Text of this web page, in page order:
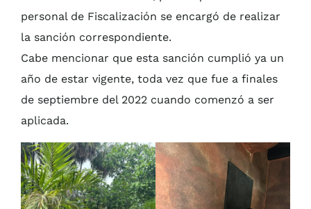
personal de Fiscalización se encargó de realizar
la sanción correspondiente.
Cabe mencionar que esta sanción cumplió ya un
año de estar vigente, toda vez que fue a finales
de septiembre del 2022 cuando comenzó a ser
aplicada.